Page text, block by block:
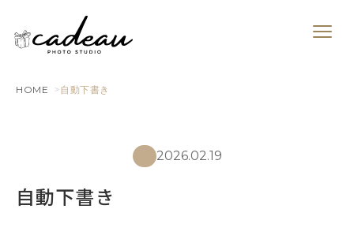
HOME 自動下書き
2026.02.19
自動下書き